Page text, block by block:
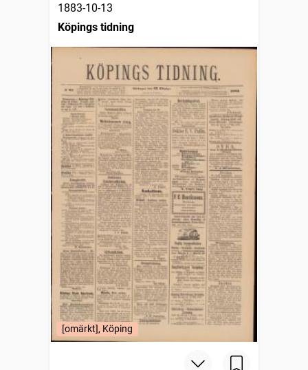
1883-10-13
Köpings tidning
[omärkt], Köping